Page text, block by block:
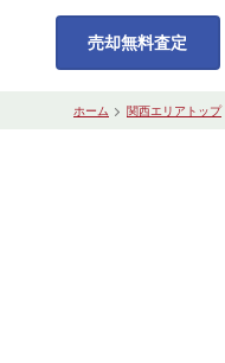
売却無料査定
ホーム 関西エリアトップ